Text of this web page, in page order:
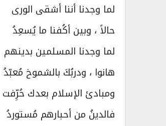
لما وجدنا أننا أشقى الورى
حالاً ، وبين أكُفنا ما يُسعِدُ
لما وجدنا المسلمين بدينهم
هانوا ، ودربُكَ بالشموخ مُعبّدُ
ومبادئ الإسلام بعدك حُرِّفت
فالدينُ من أحبارهم مُستوردُ